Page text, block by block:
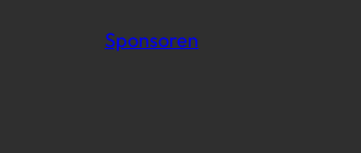
Sponsoren